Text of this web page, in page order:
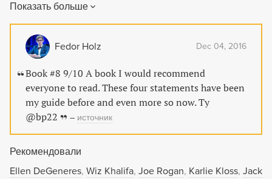
для стремящихся к истине. Он раскрывает источники
ограничивающих убеждений, которые лишают нас
радости и создают ненужные страдания. Книга,
которую вы держите в руках, впервые была
опубликована в 1997 году и около 10 лет была
бестселлером The New York Times. В ней вам даны
четыре соглашения: никогда не грешите словом, не
принимайте ничего на свой счет, не стройте
тольтеков ставит во главу угла особое состояние духа,
позволяющее с легкостью приобщиться к счастью и
Показать больше
Fedor Holz Dec 04, 2016
Book #8 9/10 A book I would recommend
everyone to read. These four statements have been
my guide before and even more so now. Ty
@bp22
– источник
Рекомендовали
Ellen DeGeneres Wiz Khalifa Joe Rogan Karlie Kloss Jack